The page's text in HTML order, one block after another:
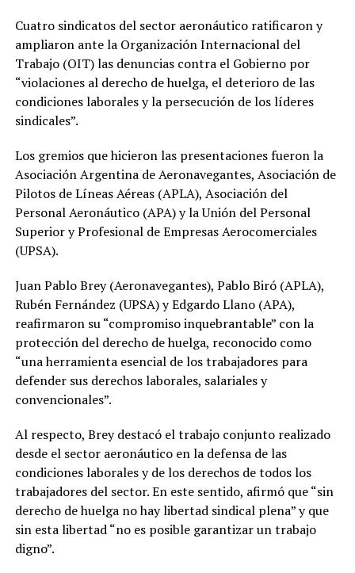
Cuatro sindicatos del sector aeronáutico ratificaron y
ampliaron ante la Organización Internacional del
Trabajo (OIT) las denuncias contra el Gobierno por
“violaciones al derecho de huelga, el deterioro de las
condiciones laborales y la persecución de los líderes
sindicales”.
Los gremios que hicieron las presentaciones fueron la
Asociación Argentina de Aeronavegantes, Asociación de
Pilotos de Líneas Aéreas (APLA), Asociación del
Personal Aeronáutico (APA) y la Unión del Personal
Superior y Profesional de Empresas Aerocomerciales
(UPSA).
Juan Pablo Brey (Aeronavegantes), Pablo Biró (APLA),
Rubén Fernández (UPSA) y Edgardo Llano (APA),
reafirmaron su “compromiso inquebrantable” con la
protección del derecho de huelga, reconocido como
“una herramienta esencial de los trabajadores para
defender sus derechos laborales, salariales y
convencionales”.
Al respecto, Brey destacó el trabajo conjunto realizado
desde el sector aeronáutico en la defensa de las
condiciones laborales y de los derechos de todos los
trabajadores del sector. En este sentido, afirmó que “sin
derecho de huelga no hay libertad sindical plena” y que
sin esta libertad “no es posible garantizar un trabajo
digno”.